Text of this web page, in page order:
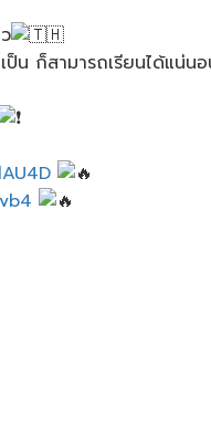
ป็น ก็สามารถเรียนได้แน่น